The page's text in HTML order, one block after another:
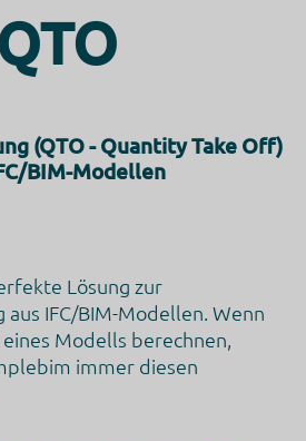
(QTO - Quantity Take Off)
BIM-Modellen
Lösung zur
IFC/BIM-Modellen. Wenn
Modells berechnen,
immer diesen